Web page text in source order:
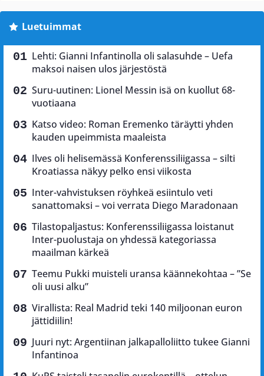
Luetuimmat
Lehti: Gianni Infantinolla oli salasuhde – Uefa
maksoi naisen ulos järjestöstä
Suru-uutinen: Lionel Messin isä on kuollut 68-
vuotiaana
Katso video: Roman Eremenko täräytti yhden
kauden upeimmista maaleista
Ilves oli helisemässä Konferenssiliigassa – silti
Kroatiassa näkyy pelko ensi viikosta
Inter-vahvistuksen röyhkeä esiintulo veti
sanattomaksi – voi verrata Diego Maradonaan
Tilastopaljastus: Konferenssiliigassa loistanut
Inter-puolustaja on yhdessä kategoriassa
maailman kärkeä
Teemu Pukki muisteli uransa käännekohtaa – ”Se
oli uusi alku”
Virallista: Real Madrid teki 140 miljoonan euron
jättidiilin!
Juuri nyt: Argentiinan jalkapalloliitto tukee Gianni
Infantinoa